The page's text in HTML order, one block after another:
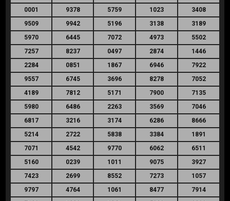
0001
9378 5759 1023
3408
9509
9942 5196 3138
3189
5970
6445 7072 4973
5502
7257
8237 0497 2874
1446
2284
0851 1867 6946
7922
9557
6745 3696 8278
7052
4189
7812 5171 7900
7135
5980
6486 2263 3569
7046
6817
3216 3174 6286
8666
5214
2722 5838 3384
1891
7071
4542 9770 6062
6511
5160
0239 1011 9075
3927
7423
2699 8552 7273
1057
9797
4764 1061 8477
7914